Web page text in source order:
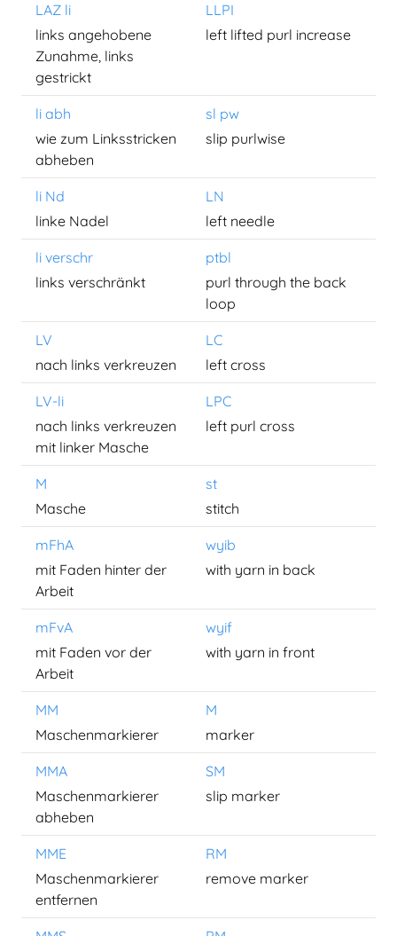
LAZ li
LLPI
links angehobene
Zunahme, links
gestrickt
left lifted purl increase
li abh
sl pw
wie zum Linksstricken
abheben
slip purlwise
li Nd
LN
linke Nadel
left needle
li verschr
ptbl
links verschränkt
purl through the back
loop
LV
LC
nach links verkreuzen
left cross
LV-li
LPC
nach links verkreuzen
mit linker Masche
left purl cross
M
st
Masche
stitch
mFhA
wyib
mit Faden hinter der
Arbeit
with yarn in back
mFvA
wyif
mit Faden vor der
Arbeit
with yarn in front
MM
M
Maschenmarkierer
marker
MMA
SM
Maschenmarkierer
abheben
slip marker
MME
RM
Maschenmarkierer
entfernen
remove marker